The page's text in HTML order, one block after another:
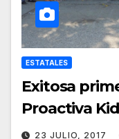
ESTATALES
Exitosa
Proactiva
23 JULIO, 2017